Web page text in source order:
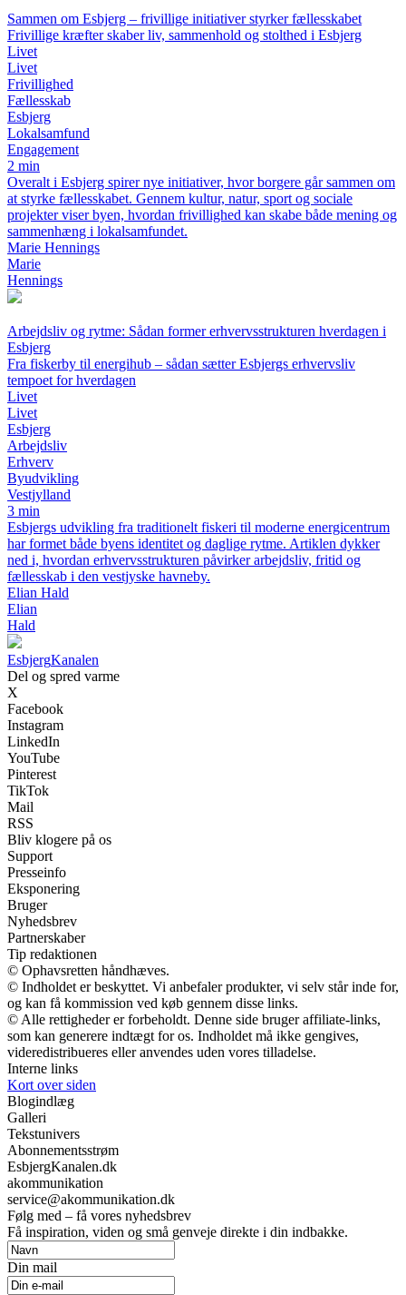
Sammen om Esbjerg – frivillige initiativer styrker fællesskabet
Frivillige kræfter skaber liv, sammenhold og stolthed i Esbjerg
Livet
Livet
Frivillighed
Fællesskab
Esbjerg
Lokalsamfund
Engagement
2 min
Overalt i Esbjerg spirer nye initiativer, hvor borgere går sammen om
at styrke fællesskabet. Gennem kultur, natur, sport og sociale
projekter viser byen, hvordan frivillighed kan skabe både mening og
sammenhæng i lokalsamfundet.
Marie Hennings
Marie
Hennings
Arbejdsliv og rytme: Sådan former erhvervsstrukturen hverdagen i
Esbjerg
Fra fiskerby til energihub – sådan sætter Esbjergs erhvervsliv
tempoet for hverdagen
Livet
Livet
Esbjerg
Arbejdsliv
Erhverv
Byudvikling
Vestjylland
3 min
Esbjergs udvikling fra traditionelt fiskeri til moderne energicentrum
har formet både byens identitet og daglige rytme. Artiklen dykker
ned i, hvordan erhvervsstrukturen påvirker arbejdsliv, fritid og
fællesskab i den vestjyske havneby.
Elian Hald
Elian
Hald
EsbjergKanalen
Del og spred varme
X
Facebook
Instagram
LinkedIn
YouTube
Pinterest
TikTok
Mail
RSS
Bliv klogere på os
Support
Presseinfo
Eksponering
Bruger
Nyhedsbrev
Partnerskaber
Tip redaktionen
© Ophavsretten håndhæves.
© Indholdet er beskyttet. Vi anbefaler produkter, vi selv står inde for,
og kan få kommission ved køb gennem disse links.
© Alle rettigheder er forbeholdt. Denne side bruger affiliate-links,
som kan generere indtægt for os. Indholdet må ikke gengives,
videredistribueres eller anvendes uden vores tilladelse.
Interne links
Kort over siden
Blogindlæg
Galleri
Tekstunivers
Abonnementsstrøm
EsbjergKanalen.dk
akommunikation
service@akommunikation.dk
Følg med – få vores nyhedsbrev
Få inspiration, viden og små genveje direkte i din indbakke.
Din mail